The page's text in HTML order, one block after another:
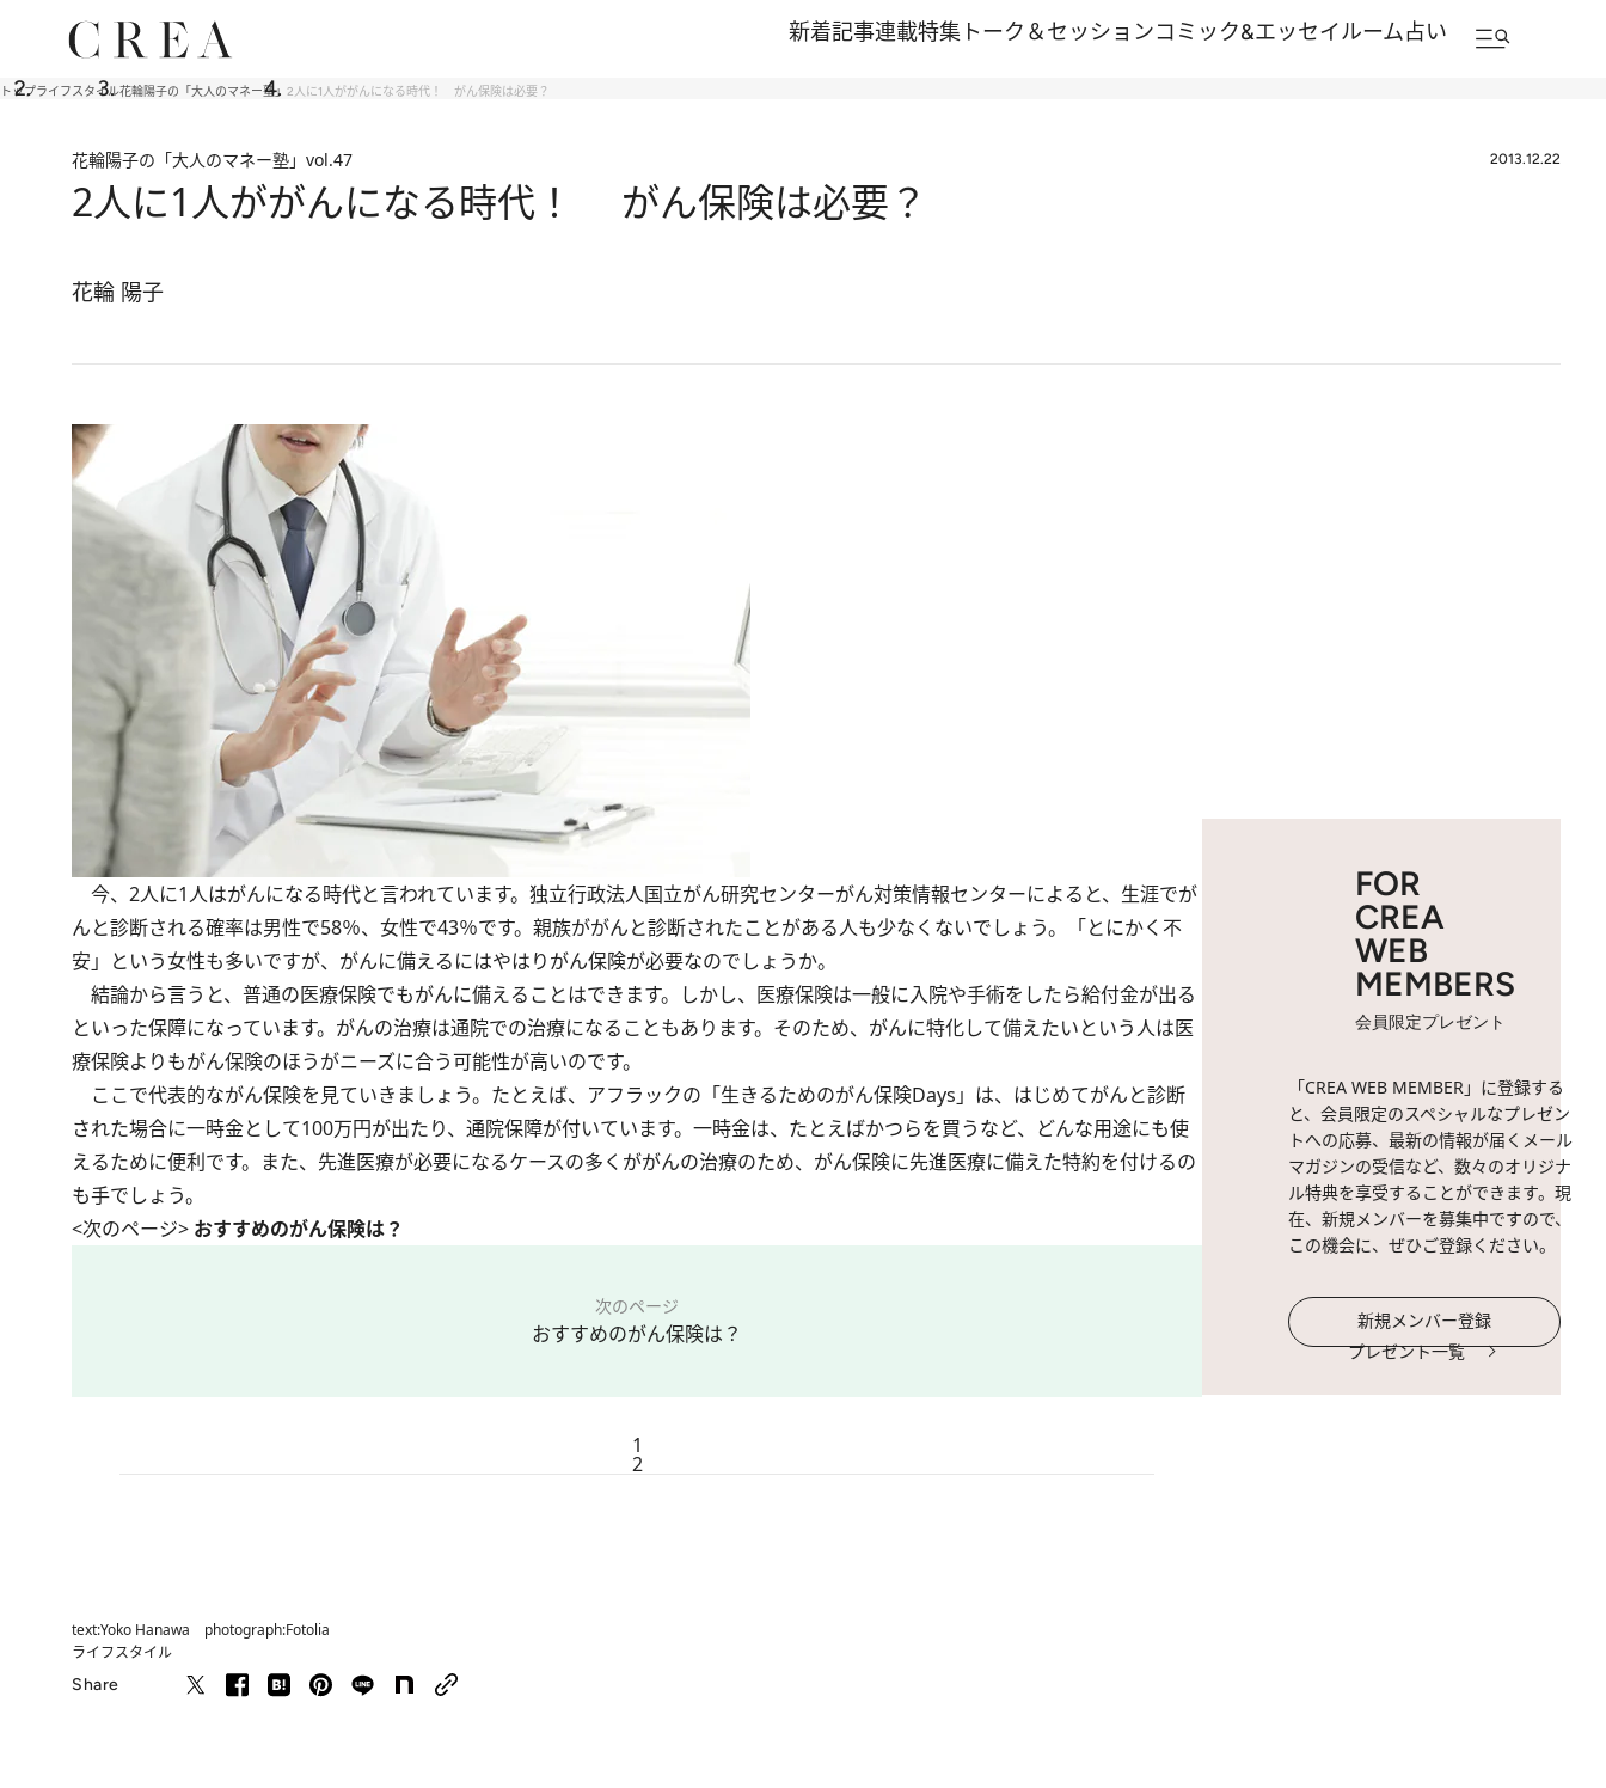
新着記事連載特集 トーク＆セッションコミック&エッセイルーム占い
トップライフスタイル花輪陽子の「大人のマネー塾」 2人に1人ががんになる時代！ がん保険は必要？
花輪陽子の「大人のマネー塾」 vol.47 2013.12.22
2人に1人ががんになる時代！ がん保険は必要？
花輪 陽子
今、2人に1人はがんになる時代と言われています。独立行政法人国立がん研究センターがん対策情報センターによると、生涯でが
んと診断される確率は男性で58％、女性で43％です。親族ががんと診断されたことがある人も少なくないでしょう。「とにかく不
安」という女性も多いですが、がんに備えるにはやはりがん保険が必要なのでしょうか。
結論から言うと、普通の医療保険でもがんに備えることはできます。しかし、医療保険は一般に入院や手術をしたら給付金が出る
といった保障になっています。がんの治療は通院での治療になることもあります。そのため、がんに特化して備えたいという人は医
療保険よりもがん保険のほうがニーズに合う可能性が高いのです。
ここで代表的ながん保険を見ていきましょう。たとえば、アフラックの「生きるためのがん保険Days」は、はじめてがんと診断
された場合に一時金として100万円が出たり、通院保障が付いています。一時金は、たとえばかつらを買うなど、どんな用途にも使
えるために便利です。また、先進医療が必要になるケースの多くががんの治療のため、がん保険に先進医療に備えた特約を付けるの
も手でしょう。
<次のページ> おすすめのがん保険は？
次のページ
おすすめのがん保険は？
1
2
text:Yoko Hanawa photograph:Fotolia
ライフスタイル
Share
FOR
CREA
WEB
MEMBERS
会員限定プレゼント
「CREA WEB MEMBER」に登録する
と、会員限定のスペシャルなプレゼン
トへの応募、最新の情報が届くメール
マガジンの受信など、数々のオリジナ
ル特典を享受することができます。現
在、新規メンバーを募集中ですので、
この機会に、ぜひご登録ください。
新規メンバー登録
プレゼント一覧